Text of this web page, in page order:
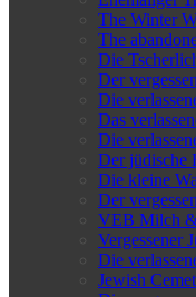
The Winter
The
Die
Der
Die
Das
Die
Der jüdische
Die kleine
Der
VEB Milch
Vergessener
Die
Jewish